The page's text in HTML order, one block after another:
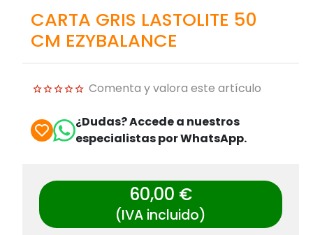
CARTA GRIS LASTOLITE 50
CM EZYBALANCE
Comenta y valora este artículo
¿Dudas? Accede a nuestros
especialistas por WhatsApp.
60,00 €
(IVA incluido)